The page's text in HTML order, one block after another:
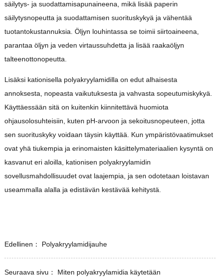
säilytys- ja suodattamisapunaineena, mikä lisää paperin
säilytysnopeutta ja suodattamisen suorituskykyä ja vähentää
tuotantokustannuksia. Öljyn louhintassa se toimii siirtoaineena,
parantaa öljyn ja veden virtaussuhdetta ja lisää raakaöljyn
talteenottonopeutta.
Lisäksi kationisella polyakryylamidilla on edut alhaisesta
annoksesta, nopeasta vaikutuksesta ja vahvasta sopeutumiskykyä.
Käyttäessään sitä on kuitenkin kiinnitettävä huomiota
ohjausolosuhteisiin, kuten pH-arvoon ja sekoitusnopeuteen, jotta
sen suorituskyky voidaan täysin käyttää. Kun ympäristövaatimukset
ovat yhä tiukempia ja erinomaisten käsittelymateriaalien kysyntä on
kasvanut eri aloilla, kationisen polyakryylamidin
sovellusmahdollisuudet ovat laajempia, ja sen odotetaan loistavan
useammalla alalla ja edistävän kestävää kehitystä.
Edellinen： Polyakryylamidijauhe
Seuraava sivu： Miten polyakryylamidia käytetään